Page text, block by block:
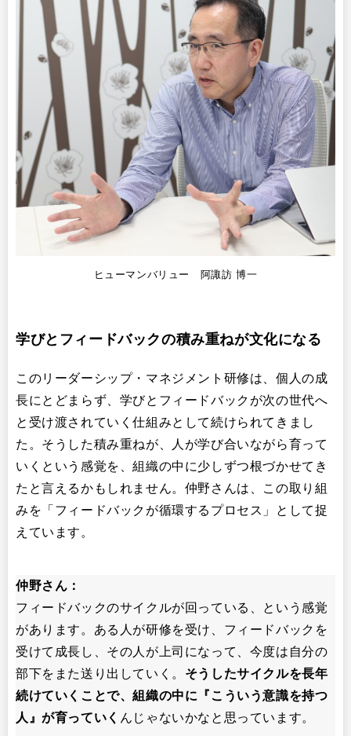
ヒューマンバリュー 阿諏訪 博一
学びとフィードバックの積み重ねが文化になる
このリーダーシップ・マネジメント研修は、個人の成
長にとどまらず、学びとフィードバックが次の世代へ
と受け渡されていく仕組みとして続けられてきまし
た。そうした積み重ねが、人が学び合いながら育って
いくという感覚を、組織の中に少しずつ根づかせてき
たと言えるかもしれません。仲野さんは、この取り組
みを「フィードバックが循環するプロセス」として捉
えています。
仲野さん：
フィードバックのサイクルが回っている、という感覚
があります。ある人が研修を受け、フィードバックを
受けて成長し、その人が上司になって、今度は自分の
部下をまた送り出していく。 そうしたサイクルを長年
続けていくことで、組織の中に『こういう意識を持つ
人』が育っていく んじゃないかなと思っています。